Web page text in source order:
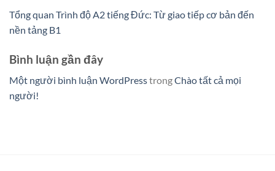
Tổng quan Trình độ A2 tiếng Đức: Từ giao tiếp cơ bản đến
nền tảng B1
Bình luận gần đây
Một người bình luận WordPresstrongChào tất cả mọi
người!